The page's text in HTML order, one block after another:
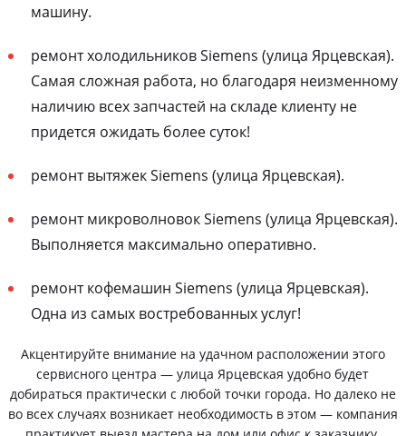
машину.
ремонт холодильников Siemens (улица Ярцевская).
Самая сложная работа, но благодаря неизменному
наличию всех запчастей на складе клиенту не
придется ожидать более суток!
ремонт вытяжек Siemens (улица Ярцевская).
ремонт микроволновок Siemens (улица Ярцевская).
Выполняется максимально оперативно.
ремонт кофемашин Siemens (улица Ярцевская).
Одна из самых востребованных услуг!
Акцентируйте внимание на удачном расположении этого
сервисного центра — улица Ярцевская удобно будет
добираться практически с любой точки города. Но далеко не
во всех случаях возникает необходимость в этом — компания